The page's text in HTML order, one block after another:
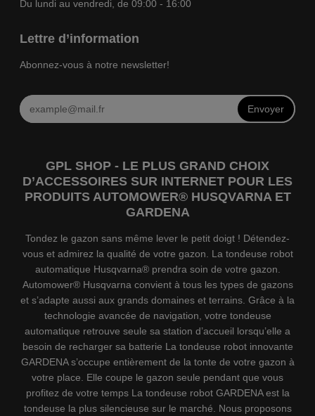
Du lundi au vendredi, de 09:00 - 16:00
Lettre d’information
Abonnez-vous à notre newsletter!
Envoyer
GPL SHOP - LE PLUS GRAND CHOIX
D’ACCESSOIRES SUR INTERNET POUR LES
PRODUITS AUTOMOWER® HUSQVARNA ET
GARDENA
Tondez le gazon sans même lever le petit doigt ! Détendez-
vous et admirez la qualité de votre gazon. La tondeuse robot
automatique Husqvarna® prendra soin de votre gazon.
Automower® Husqvarna convient à tous les types de gazons
et s’adapte aussi aux grands domaines et terrains. Grâce à la
technologie avancée de navigation, votre tondeuse
automatique retrouve seule sa station d’accueil lorsqu’elle a
besoin de recharger sa batterie La tondeuse robot innovante
GARDENA s’occupe entièrement de la tonte de votre gazon à
votre place. Elle coupe le gazon seule pendant que vous
profitez de votre temps La tondeuse robot GARDENA est la
tondeuse la plus silencieuse sur le marché. Nous proposons